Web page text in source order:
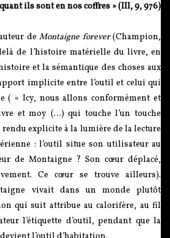
ils sont en nos coffres » (III, 9, 976)
deMontaigne forever(Champion,
de l’histoire matérielle du livre, en
et la sémantique des choses aux
implicite entre l’outil et celui qui
( « Icy, nous allons conformément et
et moy (…) qui touche l’un touche
rendu explicite à la lumière de la lecture
: l’outil situe son utilisateur au
de Montaigne ? Son cœur déplacé,
Ce cœur se trouve ailleurs).
vivait dans un monde plutôt
qui suit attribue au calorifère, au fil
l’étiquette d’outil, pendant que la